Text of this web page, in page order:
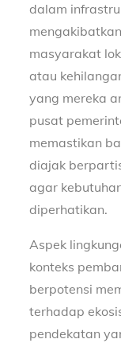
dalam
masyarakat
atau
yang mereka
pusat
memastikan
diajak
agar
diperhatikan.
Aspek
konteks
berpotensi
terhadap
pendekatan